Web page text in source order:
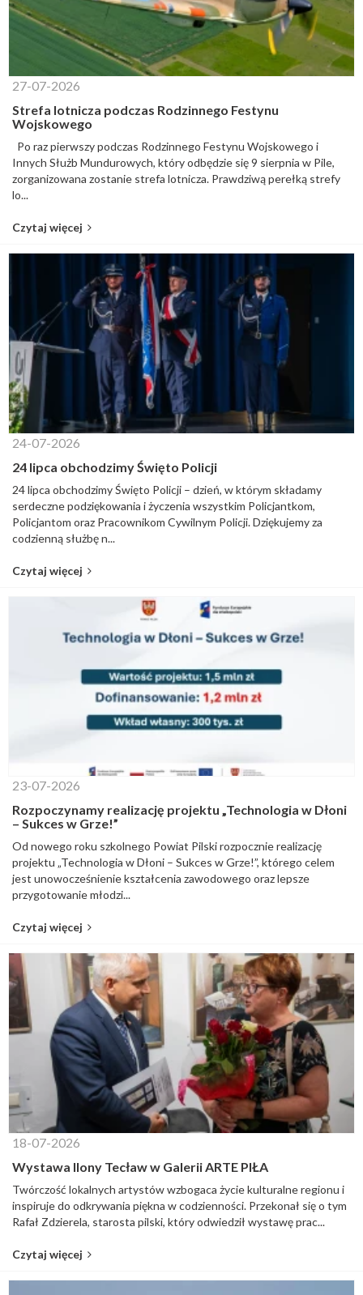
27-07-2026
Strefa lotnicza podczas Rodzinnego Festynu
Wojskowego
Po raz pierwszy podczas Rodzinnego Festynu Wojskowego i
Innych Służb Mundurowych, który odbędzie się 9 sierpnia w Pile,
zorganizowana zostanie strefa lotnicza. Prawdziwą perełką strefy
lo...
Czytaj więcej
24-07-2026
24 lipca obchodzimy Święto Policji
24 lipca obchodzimy Święto Policji – dzień, w którym składamy
serdeczne podziękowania i życzenia wszystkim Policjantkom,
Policjantom oraz Pracownikom Cywilnym Policji. Dziękujemy za
codzienną służbę n...
Czytaj więcej
23-07-2026
Rozpoczynamy realizację projektu „Technologia w Dłoni
– Sukces w Grze!”
Od nowego roku szkolnego Powiat Pilski rozpocznie realizację
projektu „Technologia w Dłoni – Sukces w Grze!”, którego celem
jest unowocześnienie kształcenia zawodowego oraz lepsze
przygotowanie młodzi...
Czytaj więcej
18-07-2026
Wystawa Ilony Tecław w Galerii ARTE PIŁA
Twórczość lokalnych artystów wzbogaca życie kulturalne regionu i
inspiruje do odkrywania piękna w codzienności. Przekonał się o tym
Rafał Zdzierela, starosta pilski, który odwiedził wystawę prac...
Czytaj więcej